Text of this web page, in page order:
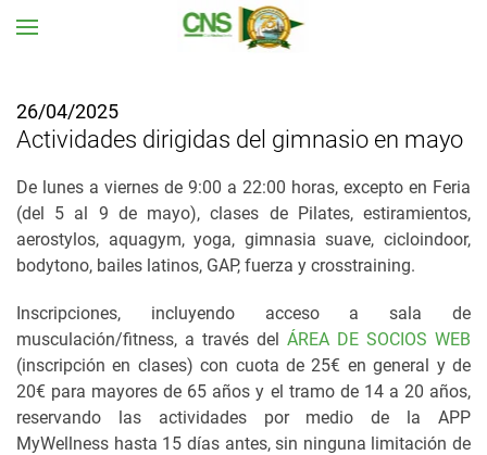
26/04/2025
Actividades dirigidas del gimnasio en mayo
De lunes a viernes de 9:00 a 22:00 horas, excepto en Feria
(del 5 al 9 de mayo), clases de Pilates, estiramientos,
aerostylos, aquagym, yoga, gimnasia suave, cicloindoor,
bodytono, bailes latinos, GAP, fuerza y crosstraining.
Inscripciones, incluyendo acceso a sala de
musculación/fitness, a través del ÁREA DE SOCIOS WEB
(inscripción en clases) con cuota de 25€ en general y de
20€ para mayores de 65 años y el tramo de 14 a 20 años,
reservando las actividades por medio de la APP
MyWellness hasta 15 días antes, sin ninguna limitación de